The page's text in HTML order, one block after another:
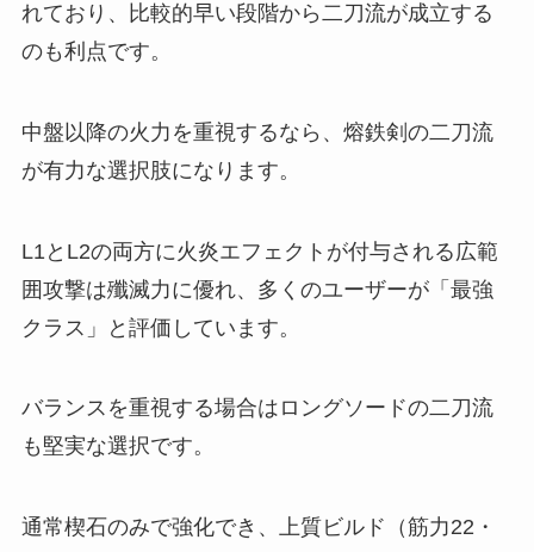
れており、比較的早い段階から二刀流が成立する
のも利点です。
中盤以降の火力を重視するなら、熔鉄剣の二刀流
が有力な選択肢になります。
L1とL2の両方に火炎エフェクトが付与される広範
囲攻撃は殲滅力に優れ、多くのユーザーが「最強
クラス」と評価しています。
バランスを重視する場合はロングソードの二刀流
も堅実な選択です。
通常楔石のみで強化でき、上質ビルド（筋力22・